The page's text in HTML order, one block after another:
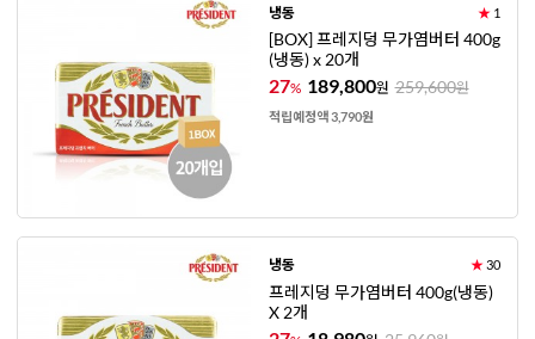
냉동 ★ 1
[BOX] 프레지덩 무가염버터 400g
(냉동) x 20개
27% 189,800원 259,600원
적립예정액 3,790원
냉동 ★30
프레지덩 무가염버터 400g(냉동)
X 2개